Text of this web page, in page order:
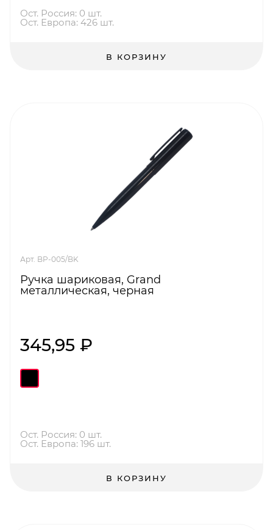
Ост. Россия: 0 шт.
Ост. Европа: 426 шт.
В КОРЗИНУ
Арт. BP-005/BK
Ручка шариковая, Grand
металлическая, черная
345,95 ₽
Ост. Россия: 0 шт.
Ост. Европа: 196 шт.
В КОРЗИНУ